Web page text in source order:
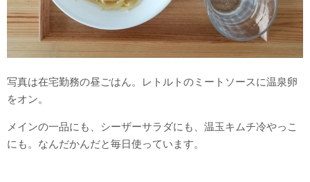
写真は在宅勤務の昼ごはん。レトルトのミートソースに温泉卵
をオン。
メインの一品にも、シーザーサラダにも、温玉キムチ冷やっこ
にも。なんだかんだと毎日使っています。